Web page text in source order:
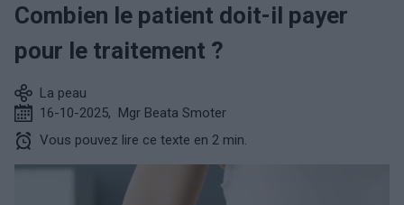
Combien le patient doit-il payer
pour le traitement ?
La peau
16-10-2025, Mgr Beata Smoter
Vous pouvez lire ce texte en 2 min.